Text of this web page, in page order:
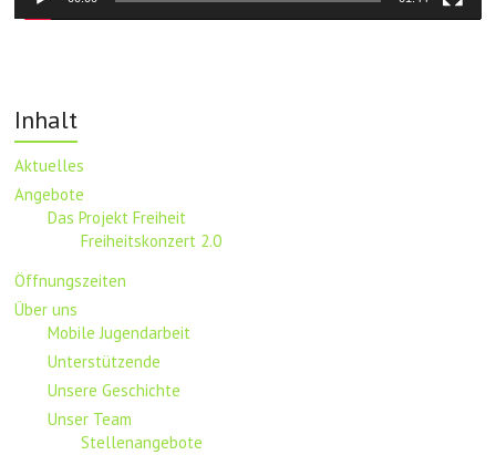
Inhalt
Aktuelles
Angebote
Das Projekt Freiheit
Freiheitskonzert 2.0
Öffnungszeiten
Über uns
Mobile Jugendarbeit
Unterstützende
Unsere Geschichte
Unser Team
Stellenangebote